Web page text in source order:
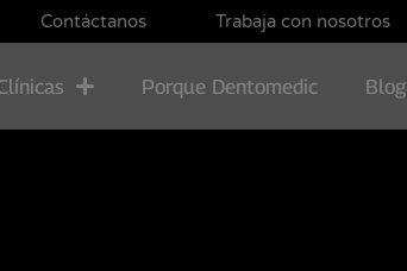
Contáctanos Trabaja con nosotros
Porque Dentomedic Blog